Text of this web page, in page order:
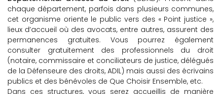
chaque département, parfois dans plusieurs communes,
cet organisme oriente le public vers des « Point justice »,
lieux d’accueil où des avocats, entre autres, assurent des
permanences gratuites. Vous pourrez également
consulter gratuitement des professionnels du droit
(notaire, commissaire et conciliateurs de justice, délégués
de la Défenseure des droits, ADIL) mais aussi des écrivains
publics et des bénévoles de Que Choisir Ensemble, etc.
Dans ces structures, vous serez accueillis de manière